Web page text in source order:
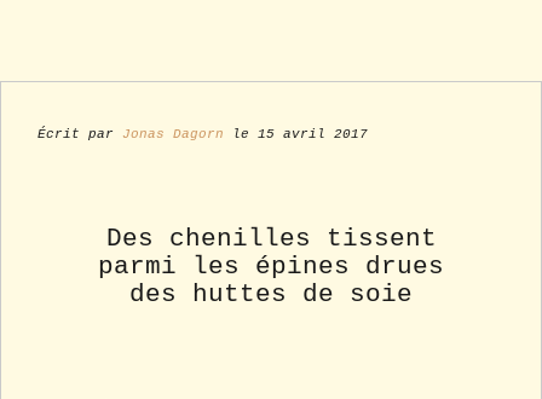
Écrit par Jonas Dagorn le 15 avril 2017
Des chenilles tissent
parmi les épines drues
des huttes de soie